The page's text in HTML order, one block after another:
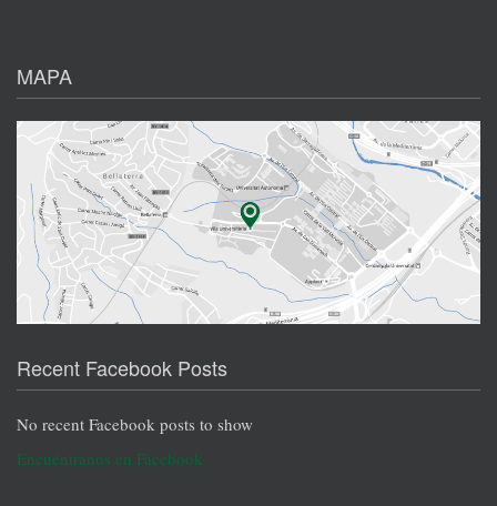
MAPA
Recent Facebook Posts
No recent Facebook posts to show
Encuéntranos en Facebook